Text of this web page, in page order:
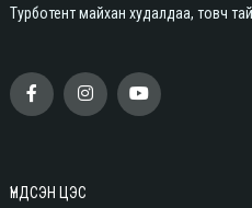
Турботент майхан худалдаа, товч
ҮНДСЭН ЦЭС